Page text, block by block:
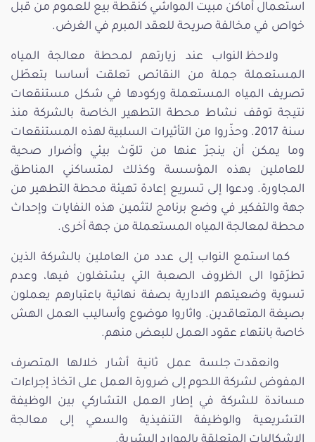
استعمال أماكن مبيت المواشي كنقطة بيع للعموم من قبل
خواص في مخالفة صريحة للعقد المبرم في الغرض.
ولاحظ النواب عند زيارتهم لمحطة معالجة المياه
المستعملة جملة من النقائص تعلقت أساسا بتعطّل
تصريف المياه المستعملة وركودها في شكل مستنقعات
نتيجة توقف نشاط محطة التطهير الخاصة بالشركة منذ
سنة 2017. وحذّروا من التأثيرات السلبية لهذه المستنقعات
وما يمكن أن ينجرّ عنها من تلوّث بيئي وأضرار صحية
للعاملين بهذه المؤسسة وكذلك لمتساكني المناطق
المجاورة. ودعوا إلى تسريع إعادة تهيئة محطة التطهير من
جهة والتفكير في وضع برنامج لتثمين هذه النفايات وإحداث
محطة لمعالجة المياه المستعملة من جهة أخرى.
كما استمع النواب إلى عدد من العاملين بالشركة الذين
تطرّقوا الى الظروف الصعبة التي يشتغلون فيها، وعدم
تسوية وضعيتهم الادارية بصفة نهائية باعتبارهم يعملون
بصيغة المتعاقدين. واثاروا موضوع وأساليب العمل الهش
خاصة بانتهاء عقود العمل للبعض منهم.
وانعقدت جلسة عمل ثانية أشار خلالها المتصرف
المفوض لشركة اللحوم إلى ضرورة العمل على اتخاذ إجراءات
مساندة للشركة في إطار العمل التشاركي بين الوظيفة
التشريعية والوظيفة التنفيذية والسعي إلى معالجة